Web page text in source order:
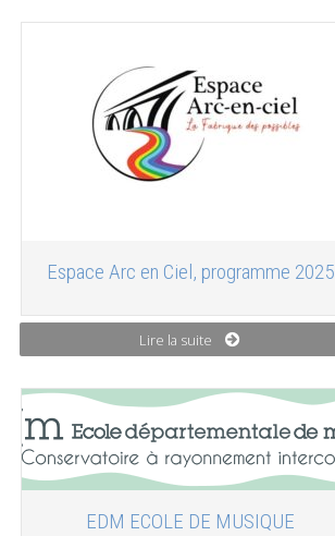
Espace Arc en Ciel, programme 2025
Lire la suite
EDM ECOLE DE MUSIQUE